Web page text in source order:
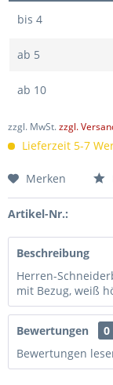
bis 4
ab 5
ab 10
zzgl. MwSt.zzgl.
Lieferzeit 5-7
Merken
Artikel-Nr.:
Beschreibung
Herren-
mit Bezug, weiß
Bewertungen
0
Bewertungen